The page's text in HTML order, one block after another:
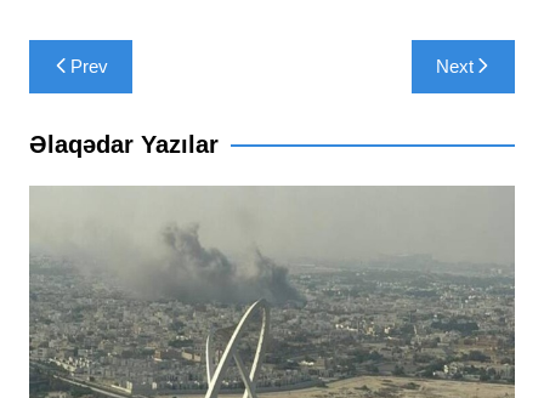
Yazı
naviqasiyası
Prev Next
Əlaqədar Yazılar